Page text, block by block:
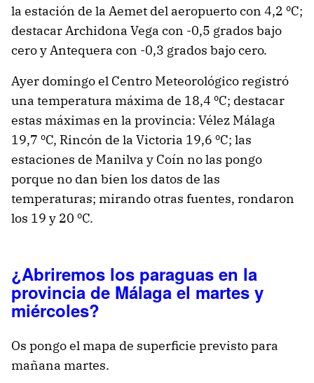
la estación de la Aemet del aeropuerto con 4,2 ºC;
destacar Archidona Vega con -0,5 grados bajo
cero y Antequera con -0,3 grados bajo cero.
Ayer domingo el Centro Meteorológico registró
una temperatura máxima de 18,4 ºC; destacar
estas máximas en la provincia: Vélez Málaga
19,7 ºC, Rincón de la Victoria 19,6 ºC; las
estaciones de Manilva y Coín no las pongo
porque no dan bien los datos de las
temperaturas; mirando otras fuentes, rondaron
los 19 y 20 ºC.
¿Abriremos los paraguas en la
provincia de Málaga el martes y
miércoles?
Os pongo el mapa de superficie previsto para
mañana martes.